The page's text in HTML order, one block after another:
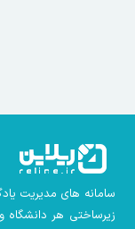
سامانه های مدیریت
زیرساختی هر